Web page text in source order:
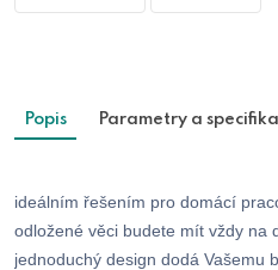
Popis Parametry a
ideálním řešením pro domácí
odložené věci budete mít vždy na
jednoduchý design dodá Vašemu